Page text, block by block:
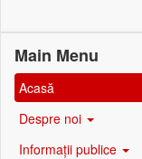
Main Menu
Acasă
Despre noi
Informații publice